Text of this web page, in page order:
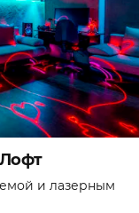
и лазерным